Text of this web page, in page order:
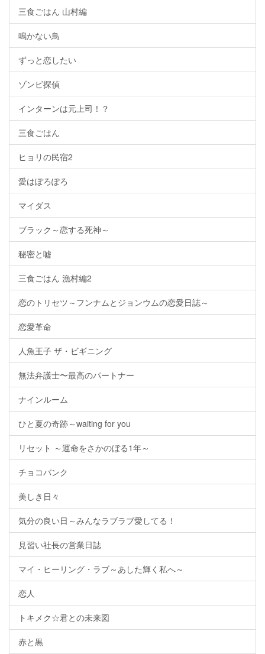
三食ごはん 山村編
鳴かない鳥
ずっと恋したい
ゾンビ探偵
インターンは元上司！？
三食ごはん
ヒョリの民宿2
愛はぽろぽろ
マイダス
ブラック～恋する死神～
秘密と嘘
三食ごはん 漁村編2
恋のトリセツ～フンナムとジョンウムの恋愛日誌～
恋愛革命
人魚王子 ザ・ビギニング
無法弁護士〜最高のパートナー
ナインルーム
ひと夏の奇跡～waiting for you
リセット ～運命をさかのぼる1年～
チョコバンク
美しき日々
気分の良い日～みんなラブラブ愛してる！
見習い社長の営業日誌
マイ・ヒーリング・ラブ～あした輝く私へ～
恋人
トキメク☆君との未来図
赤と黒